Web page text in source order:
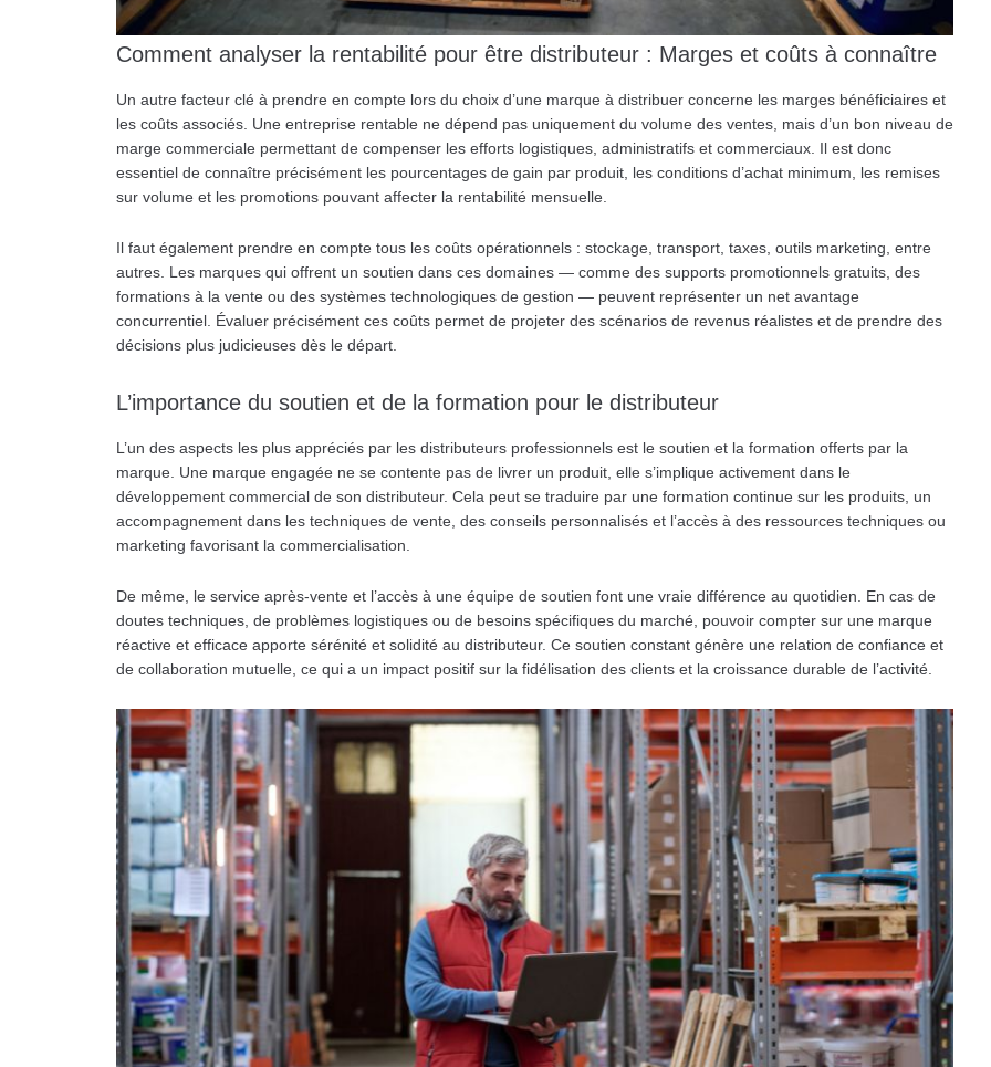
Comment analyser la rentabilité pour être distributeur : Marges et coûts à connaître
Un autre facteur clé à prendre en compte lors du choix d’une marque à distribuer concerne les marges bénéficiaires et
les coûts associés. Une entreprise rentable ne dépend pas uniquement du volume des ventes, mais d’un bon niveau de
marge commerciale permettant de compenser les efforts logistiques, administratifs et commerciaux. Il est donc
essentiel de connaître précisément les pourcentages de gain par produit, les conditions d’achat minimum, les remises
sur volume et les promotions pouvant affecter la rentabilité mensuelle.
Il faut également prendre en compte tous les coûts opérationnels : stockage, transport, taxes, outils marketing, entre
autres. Les marques qui offrent un soutien dans ces domaines — comme des supports promotionnels gratuits, des
formations à la vente ou des systèmes technologiques de gestion — peuvent représenter un net avantage
concurrentiel. Évaluer précisément ces coûts permet de projeter des scénarios de revenus réalistes et de prendre des
décisions plus judicieuses dès le départ.
L’importance du soutien et de la formation pour le distributeur
L’un des aspects les plus appréciés par les distributeurs professionnels est le soutien et la formation offerts par la
marque. Une marque engagée ne se contente pas de livrer un produit, elle s’implique activement dans le
développement commercial de son distributeur. Cela peut se traduire par une formation continue sur les produits, un
accompagnement dans les techniques de vente, des conseils personnalisés et l’accès à des ressources techniques ou
marketing favorisant la commercialisation.
De même, le service après-vente et l’accès à une équipe de soutien font une vraie différence au quotidien. En cas de
doutes techniques, de problèmes logistiques ou de besoins spécifiques du marché, pouvoir compter sur une marque
réactive et efficace apporte sérénité et solidité au distributeur. Ce soutien constant génère une relation de confiance et
de collaboration mutuelle, ce qui a un impact positif sur la fidélisation des clients et la croissance durable de l’activité.